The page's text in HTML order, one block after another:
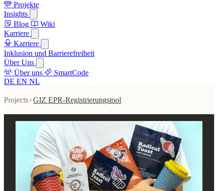
Projekte
Insights
Blog
Wiki
Karriere
Karriere
Inklusion und Barrierefreiheit
Über Uns
Über uns
SmartCode
DE EN NL
Projects GIZ EPR-Registrierungstool